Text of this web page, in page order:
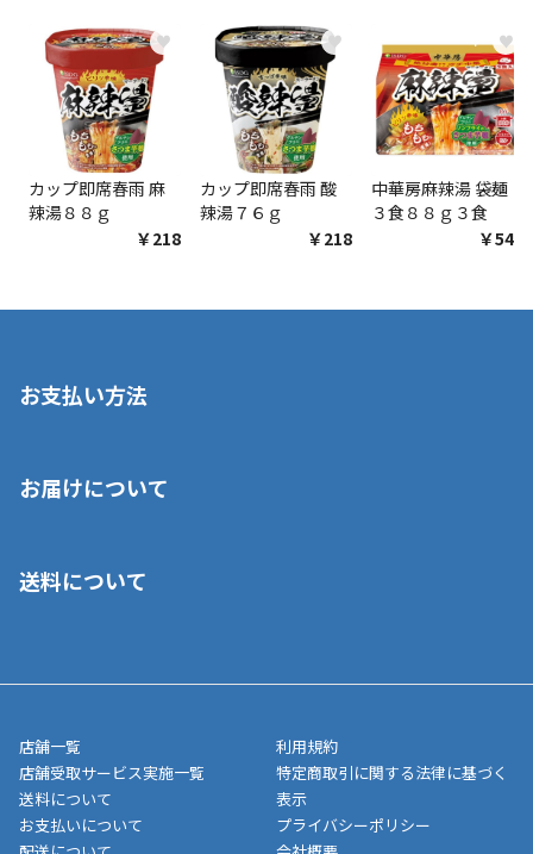
♥
カップ即席春雨 麻
辣湯８８ｇ
￥218
♥
カップ即席春雨 酸
辣湯７６ｇ
￥218
♥
中華房麻辣湯 袋麺
３食８８ｇ３食
￥548
お支払い方法
いいただくことはできません。ご了承ください。
■代金引換(代引)※手数料がかかります
■商品によっては一部決済方法が使用できない場合がございま
す。
お届けについて
ご注文が確認出来次第、1～4営業日に発送いたします。「お取り
業日にてお引渡しとなります。(離島などの場合、例外もあります)
メーカー直送品など一部商品については、その他商品との購入に
制限がかかる場合がございます。また発送日についても、通常と
異なる場合がございます。対象商品の説明ページをご確認くださ
い。
送料について
店舗一覧
店舗受取サービス実施一覧
送料について
お支払いについて
利用規約
特定商取引に関する法律に基づく
表示
プライバシーポリシー